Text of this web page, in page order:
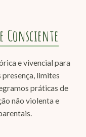
Consciente
e vivencial para
limites
práticas de
não violenta e